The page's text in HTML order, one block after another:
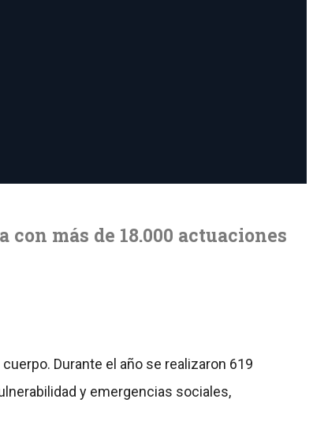
más de 18.000 actuaciones
Durante el año se realizaron 619
y emergencias sociales,